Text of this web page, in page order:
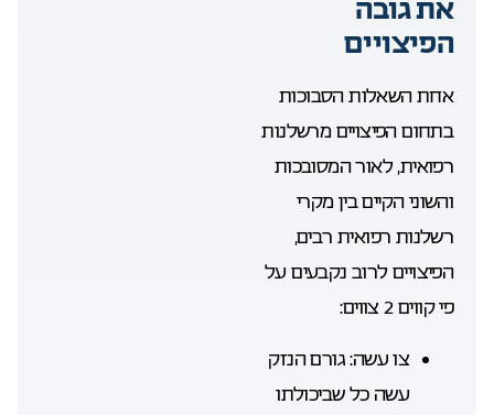
את גובה
הפיצויים
אחת השאלות הסבוכות
בתחום הפיצויים מרשלנות
רפואית, לאור המסובכות
והשוני הקיים בין מקרי
רשלנות רפואית רבים,
הפיצויים לרוב נקבעים על
פי קווים 2 צווים:
צו עשה: גורם הנזק
עשה כל שביכולתו